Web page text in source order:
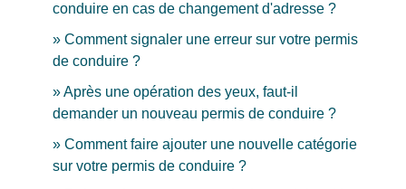
conduire en cas de changement d'adresse ?
Comment signaler une erreur sur votre permis
de conduire ?
Après une opération des yeux, faut-il
demander un nouveau permis de conduire ?
Comment faire ajouter une nouvelle catégorie
sur votre permis de conduire ?